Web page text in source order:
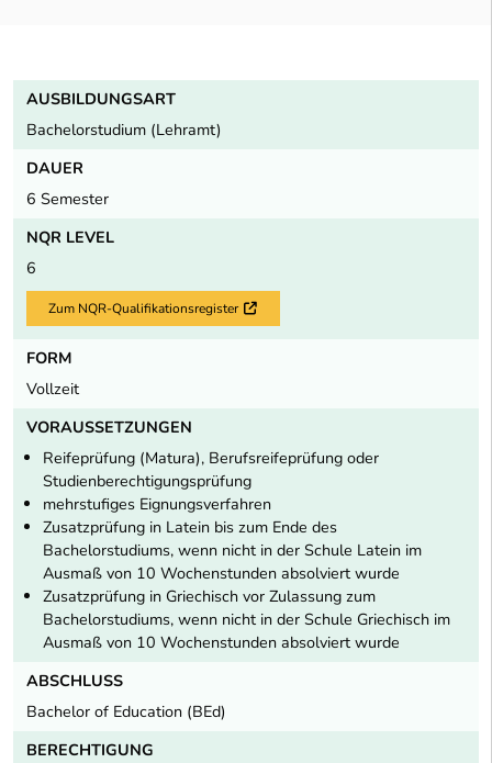
AUSBILDUNGSART
Bachelorstudium (Lehramt)
DAUER
6 Semester
NQR LEVEL
6
Zum NQR-Qualifikationsregister Externer Link
FORM
Vollzeit
VORAUSSETZUNGEN
Reifeprüfung (Matura), Berufsreifeprüfung oder
Studienberechtigungsprüfung
mehrstufiges Eignungsverfahren
Zusatzprüfung in Latein bis zum Ende des
Bachelorstudiums, wenn nicht in der Schule Latein im
Ausmaß von 10 Wochenstunden absolviert wurde
Zusatzprüfung in Griechisch vor Zulassung zum
Bachelorstudiums, wenn nicht in der Schule Griechisch im
Ausmaß von 10 Wochenstunden absolviert wurde
ABSCHLUSS
Bachelor of Education (BEd)
BERECHTIGUNG